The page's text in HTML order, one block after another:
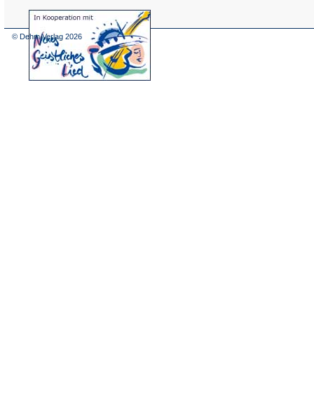
(Öffnet
in
© Dehm Verlag 2026